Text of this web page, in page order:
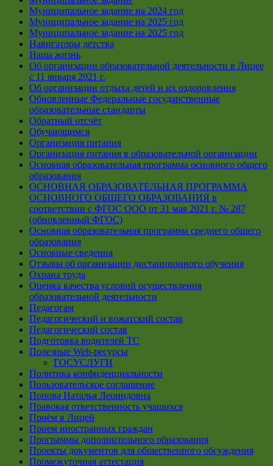
Муниципальное задание на 2024 год
Муниципальное задание на 2025 год
Муниципальное задание на 2025 год
Навигаторы детства
Наша жизнь
Об организации образовательной деятельности в Лицее
с 11 января 2021 г.
Об организации отдыха детей и их оздоровления
Обновленные Федеральные государственные
образовательные стандарты
Обратный отсчёт
Обучающимся
Организация питания
Организация питания в образовательной организации
Основная образовательная программа основного общего
образования
ОСНОВНАЯ ОБРАЗОВАТЕЛЬНАЯ ПРОГРАММА
ОСНОВНОГО ОБЩЕГО ОБРАЗОВАНИЯ в
соответствии с ФГОС ООО от 31 мая 2021 г. № 287
(обновленный ФГОС)
Основная образовательная программа среднего общего
образования
Основные сведения
Отзывы об организации дистанционного обучения
Охрана труда
Оценка качества условий осуществления
образовательной деятельности
Педагогам
Педагогический и вожатский состав
Педагогический состав
Подготовка водителей ТС
Полезные Web-ресурсы
ГОСУСЛУГИ
Политика конфиденциальности
Пользовательское соглашение
Попова Наталья Леонидовна
Правовая ответственность учащихся
Приём в Лицей
Прием иностранных граждан
Программы дополнительного образования
Проекты документов для общественного обсуждения
Промежуточная аттестация